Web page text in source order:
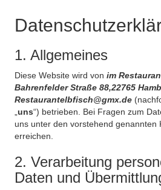
1. Allgemeines
Diese Website wird von im
Bahrenfelder Straße 88,22765
Restaurantelbfisch@gmx.de
uns“) betrieben. Bei Fragen zum
uns unter den vorstehend genannten
erreichen.
2. Verarbeitung
Daten und